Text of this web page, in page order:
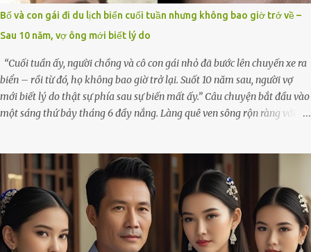
có điều gì đó kỳ lạ mà tôi không thể giải thích được. Trong khoảnh
khắc tôi cúi xuống lau chùi bát hương, một luồng gió lạ thoáng qua,
khiến tôi giật mình. Và rồi, một chuyện kinh...
Bố và con gái đi du lịch biển cuối tuần nhưng không bao giờ trở về –
Sau 10 năm, vợ ông mới biết lý do
“Cuối tuần ấy, người chồng và cô con gái nhỏ đã bước lên chuyến xe ra
biển – rồi từ đó, họ không bao giờ trở lại. Suốt 10 năm sau, người vợ
mới biết lý do thật sự phía sau sự biến mất ấy.” Câu chuyện bắt đầu vào
một sáng thứ bảy tháng 6 đầy nắng. Làng quê ven sông rộn ràng với
một người đàn ông điềm đạm, ít nói, hôm ấy lại đặc biệt vui vẻ. Ông
chuẩn bị hành lý cho chuyến đi biển cùng cô con gái 8 tuổi tên Thảo.
“Em ở nhà nghỉ ngơi nhé, anh đưa con đi biển hai ngày, để nó được
ngắm sóng, nghịch cát. Về chắc nó sẽ kể cho em nghe cả tuần không
hết chuyện.” – Ông Minh cười hiền, vuốt tóc vợ. Bà Hạnh nhìn chồng và
con gái ríu rít chuẩn bị mà lòng cũng rộn ràng. Bà vốn ít có dịp đi xa vì